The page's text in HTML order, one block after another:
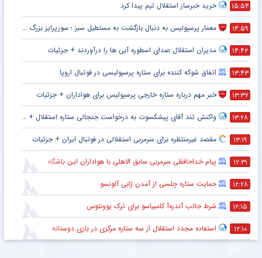
۱۵:۵۴ خرید خبرساز استقلال تیم پیدا کرد
۱۴:۵۹ معمار پرسپولیس به دنبال بازگشت به مستطیل سبز ؛ سورپرایز بزرگ در راه است ؟ + جزئیات
۱۴:۴۲ مدیران استقلال صدای اسطوره آبی ها را درآوردند + جزئیات
۱۳:۴۳ اتفاق شوکه کننده برای ستاره پرسپولیسی در فوتبال اروپا
۱۳:۳۷ خبر مهم درباره ستاره خارجی پرسپولیس برای هواداران + جزئیات
۱۳:۲۸ واکنش تند آقای پیشکسوت به درخواست جنجالی ستاره استقلال + جزئیات
۱۳:۱۹ مقصد غیرمنتظره برای سرمربی استقلالی در فوتبال ایران + جزئیات
۱۲:۳۱ پیام خداحافظی سرمربی سابق الاهلی با هواداران این باشگاه
۱۲:۲۸ حمایت ستاره چلسی از آمدن ژابی آلونسو
۱۲:۱۵ شرط جالب آندره‌آ کامبیاسو برای ترک یوونتوس
۱۲:۱۰ استفاده مجدد استقلال از سه ستاره مرکزی در بازی دوستانه